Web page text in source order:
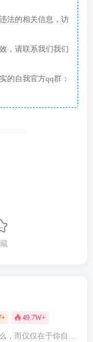
法的相关信息，访
，请联系我们我们
的自我官方qq群：
49.7W+
幸福不在于你是谁，你拥有什么，而仅仅在于你自己怎么看待